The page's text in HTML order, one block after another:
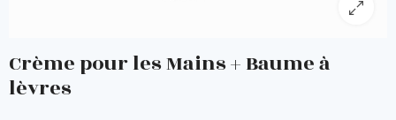
Crème pour les Mains + Baume à
lèvres